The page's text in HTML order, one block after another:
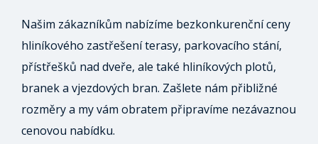
Našim zákazníkům nabízíme bezkonkurenční ceny
hliníkového zastřešení terasy, parkovacího stání,
přístřešků nad dveře, ale také hliníkových plotů,
branek a vjezdových bran. Zašlete nám přibližné
rozměry a my vám obratem připravíme nezávaznou
cenovou nabídku.